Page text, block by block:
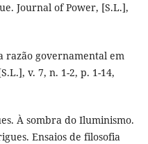
Journal of Power, [S.L.],
razão governamental em
v. 7, n. 1-2, p. 1-14,
À sombra do Iluminismo.
Ensaios de filosofia